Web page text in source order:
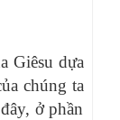
Giêsu dựa
chúng ta
ở phần